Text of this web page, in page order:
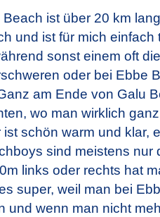
ist über 20 km
und ist für mich einfach
sonst einem oft
oder bei Ebbe
am Ende von Galu
wo man wirklich
schön warm und klar,
sind meistens nur
links oder rechts hat
super, weil man bei
und wenn man nicht